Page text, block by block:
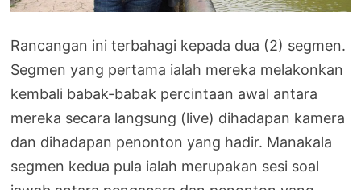
Rancangan ini terbahagi kepada dua (2) segmen.
Segmen yang pertama ialah mereka melakonkan
kembali babak-babak percintaan awal antara
mereka secara langsung (live) dihadapan kamera
dan dihadapan penonton yang hadir. Manakala
segmen kedua pula ialah merupakan sesi soal